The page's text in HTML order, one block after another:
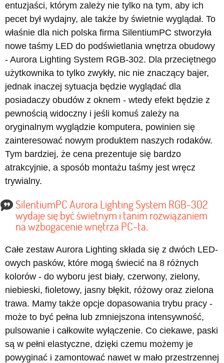
entuzjaści, którym zależy nie tylko na tym, aby ich
pecet był wydajny, ale także by świetnie wyglądał. To
właśnie dla nich polska firma SilentiumPC stworzyła
nowe taśmy LED do podświetlania wnętrza obudowy
- Aurora Lighting System RGB-302. Dla przeciętnego
użytkownika to tylko zwykły, nic nie znaczący bajer,
jednak inaczej sytuacja będzie wyglądać dla
posiadaczy obudów z oknem - wtedy efekt będzie z
pewnością widoczny i jeśli komuś zależy na
oryginalnym wyglądzie komputera, powinien się
zainteresować nowym produktem naszych rodaków.
Tym bardziej, że cena prezentuje się bardzo
atrakcyjnie, a sposób montażu taśmy jest wręcz
trywialny.
SilentiumPC Aurora Lighting System RGB-302
wydaje się być świetnym i tanim rozwiązaniem
na wzbogacenie wnętrza PC-ta.
Całe zestaw Aurora Lighting składa się z dwóch LED-
owych pasków, które mogą świecić na 8 różnych
kolorów - do wyboru jest biały, czerwony, zielony,
niebieski, fioletowy, jasny błękit, różowy oraz zielona
trawa. Mamy także opcje dopasowania trybu pracy -
może to być pełna lub zmniejszona intensywność,
pulsowanie i całkowite wyłączenie. Co ciekawe, paski
są w pełni elastyczne, dzięki czemu możemy je
powyginać i zamontować nawet w mało przestrzennej